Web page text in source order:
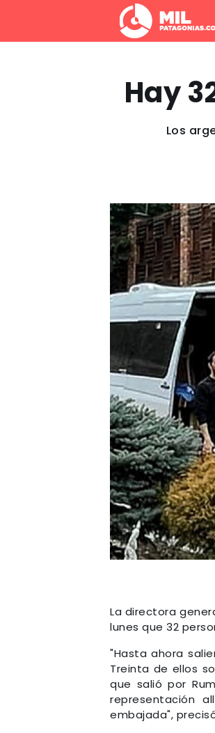
Hay
Los
La directora
lunes que 32
"Hasta ahora
Treinta de ellos
que salió por
representación
embajada",